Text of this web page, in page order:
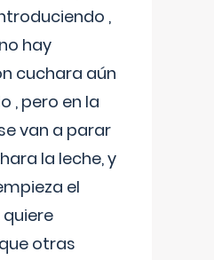
,
hay
cuchara aún
, pero en la
van a parar
la leche, y
el
otras